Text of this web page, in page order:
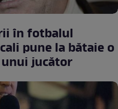
în fotbalul
pune la bătaie o
jucător